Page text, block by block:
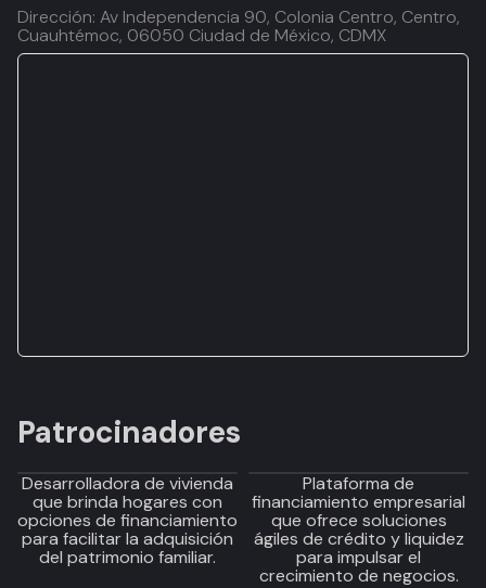
Dirección: Av Independencia 90, Colonia Centro, Centro,
Cuauhtémoc, 06050 Ciudad de México, CDMX
Patrocinadores
Desarrolladora de vivienda
que brinda hogares con
opciones de financiamiento
para facilitar la adquisición
del patrimonio familiar.
Plataforma de
financiamiento empresarial
que ofrece soluciones
ágiles de crédito y liquidez
para impulsar el
crecimiento de negocios.